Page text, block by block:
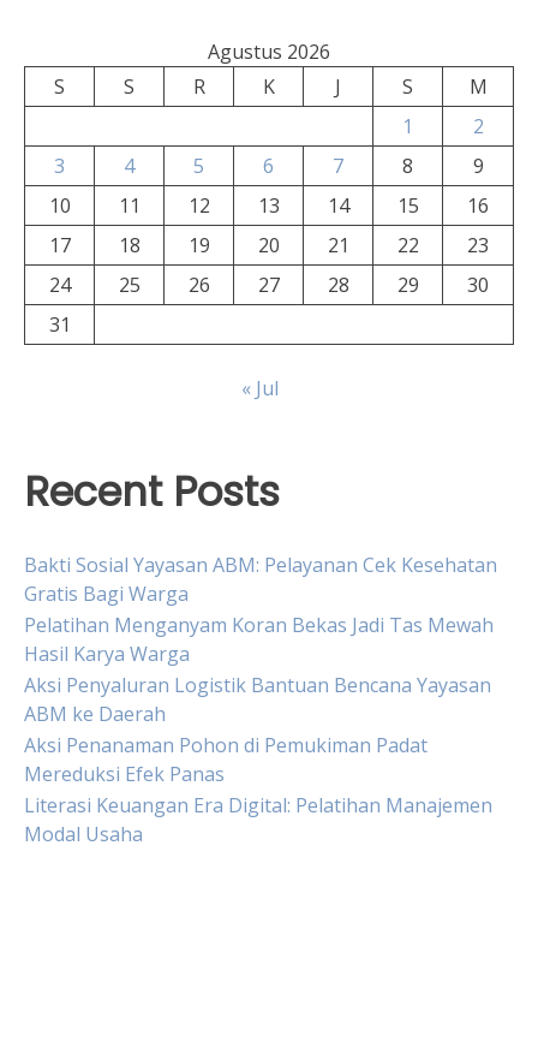
Agustus 2026
S
S R K J S
M
1
2
3
4 5 6 7 8
9
10
11 12 13 14 15
16
17
18 19 20 21 22
23
24
25 26 27 28 29
30
31
« Jul
Recent Posts
Bakti Sosial Yayasan ABM: Pelayanan Cek Kesehatan
Gratis Bagi Warga
Pelatihan Menganyam Koran Bekas Jadi Tas Mewah
Hasil Karya Warga
Aksi Penyaluran Logistik Bantuan Bencana Yayasan
ABM ke Daerah
Aksi Penanaman Pohon di Pemukiman Padat
Mereduksi Efek Panas
Literasi Keuangan Era Digital: Pelatihan Manajemen
Modal Usaha